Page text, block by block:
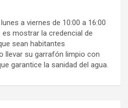
a viernes de 10:00 a 16:00
mostrar la credencial de
sean habitantes
llevar su garrafón limpio con
garantice la sanidad del agua.